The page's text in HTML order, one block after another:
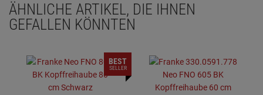
ÄHNLICHE ARTIKEL, DIE IHNEN
GEFALLEN KÖNNTEN
BEST
SELLER